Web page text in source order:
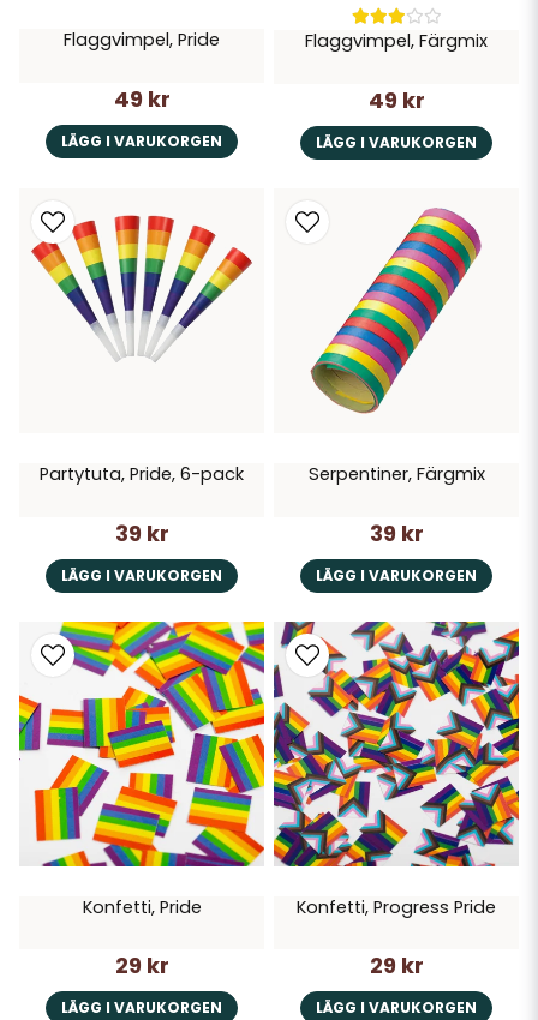
Flaggvimpel, Pride
49 kr
LÄGG I VARUKORGEN
Flaggvimpel, Färgmix
49 kr
LÄGG I VARUKORGEN
Partytuta, Pride, 6-pack
39 kr
LÄGG I VARUKORGEN
Serpentiner, Färgmix
39 kr
LÄGG I VARUKORGEN
Konfetti, Pride
29 kr
LÄGG I VARUKORGEN
Konfetti, Progress Pride
29 kr
LÄGG I VARUKORGEN